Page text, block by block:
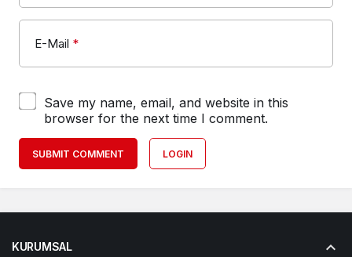
E-Mail *
Save my name, email, and website in this
browser for the next time I comment.
SUBMIT COMMENT LOGIN
KURUMSAL